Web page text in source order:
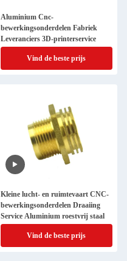
Aluminium Cnc-
bewerkingsonderdelen Fabriek
Leveranciers 3D-printerservice
Vind de beste prijs
Kleine lucht- en ruimtevaart CNC-
bewerkingsonderdelen Draaiing
Service Aluminium roestvrij staal
Vind de beste prijs